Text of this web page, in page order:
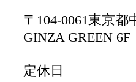
〒104-0061東京都
GINZA GREEN 6F
定休日